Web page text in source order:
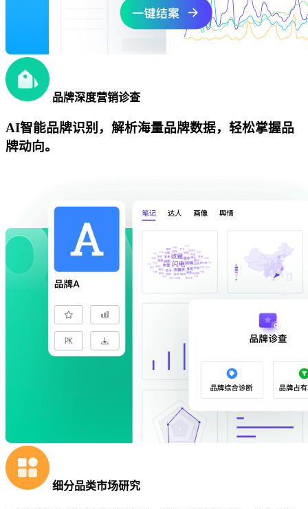
品牌深度营销诊查
AI智能品牌识别，解析海量品牌数据，轻松掌握品
牌动向。
细分品类市场研究